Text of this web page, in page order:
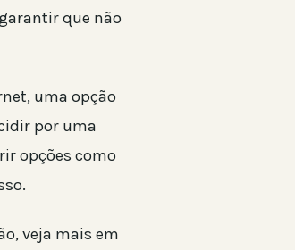
que não
uma opção
por uma
opções como
veja mais em